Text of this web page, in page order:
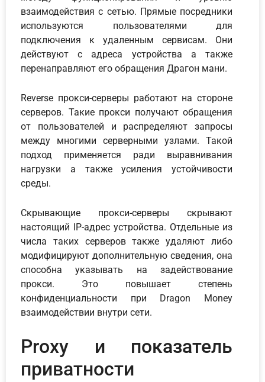
взаимодействия с сетью. Прямые посредники
используются пользователями для
подключения к удаленным сервисам. Они
действуют с адреса устройства а также
перенаправляют его обращения Драгон мани.
Reverse прокси-серверы работают на стороне
серверов. Такие прокси получают обращения
от пользователей и распределяют запросы
между многими серверными узлами. Такой
подход применяется ради выравнивания
нагрузки а также усиления устойчивости
среды.
Скрывающие прокси-серверы скрывают
настоящий IP-адрес устройства. Отдельные из
числа таких серверов также удаляют либо
модифицируют дополнительную сведения, она
способна указывать на задействование
прокси. Это повышает степень
конфиденциальности при Dragon Money
взаимодействии внутри сети.
Proxy и показатель
приватности